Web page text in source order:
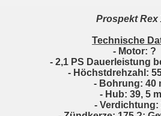
Prospekt Rex
Technische
- Motor: ?
- 2,1 PS Dauerleistung
- Höchstdrehzahl:
- Bohrung: 40
- Hub: 39, 5
- Verdichtung: